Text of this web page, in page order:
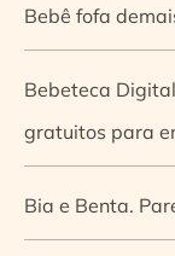
Bebê fofa
Bebeteca
gratuitos para
Bia e Benta.